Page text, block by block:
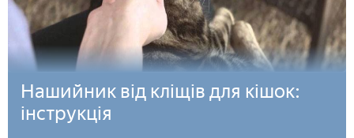
Нашийник від кліщів для кішок:
інструкція